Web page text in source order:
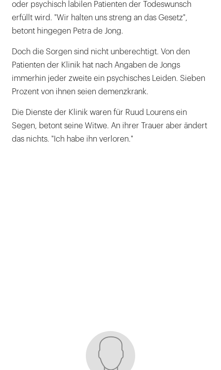
oder psychisch labilen Patienten der Todeswunsch
erfüllt wird. "Wir halten uns streng an das Gesetz",
betont hingegen Petra de Jong.
Doch die Sorgen sind nicht unberechtigt. Von den
Patienten der Klinik hat nach Angaben de Jongs
immerhin jeder zweite ein psychisches Leiden. Sieben
Prozent von ihnen seien demenzkrank.
Die Dienste der Klinik waren für Ruud Lourens ein
Segen, betont seine Witwe. An ihrer Trauer aber ändert
das nichts. "Ich habe ihn verloren."